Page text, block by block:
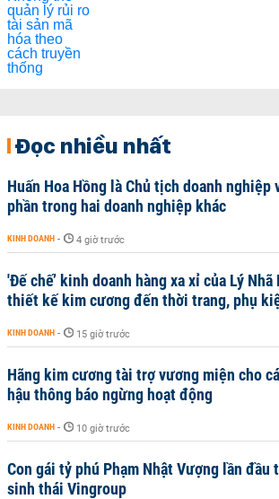
Đọc nhiều nhất
Huấn Hoa Hồng là Chủ tịch doanh nghiệp
phần trong hai doanh nghiệp khác
KINH DOANH - 4 giờ trước
'Đế chế’ kinh doanh hàng xa xỉ của Lý
thiết kế kim cương đến thời trang, phụ
KINH DOANH - 15 giờ trước
Hãng kim cương tài trợ vương miện cho
hậu thông báo ngừng hoạt động
KINH DOANH - 10 giờ trước
Con gái tỷ phú Phạm Nhật Vượng lần đầu
sinh thái Vingroup